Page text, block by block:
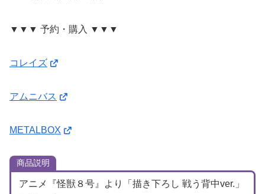
▼▼▼ 予約・購入 ▼▼▼
コレイズ
アムニバス
METALBOX
商品説明
アニメ『怪獣８号』より「描き下ろし 戦う背中ver.」